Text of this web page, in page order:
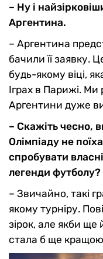
– Ну і
Аргентина.
– Аргентина
бачили її заявку.
будь-якому віці,
Іграх в Парижі. Ми
Аргентини дуже
– Скажіть чесно,
Олімпіаду не
спробувати
легенди футболу?
– Звичайно, такі
якому турніру.
зірок, але якби ще
стала б ще